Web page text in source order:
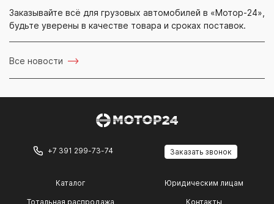
Заказывайте всё для грузовых автомобилей в «Мотор-24»
будьте уверены в качестве товара и сроках поставок.
Все новости
+7 391 299-73-74 Заказать звонок
Каталог
Тотальная распродажа
Юридическим лицам
Контакты